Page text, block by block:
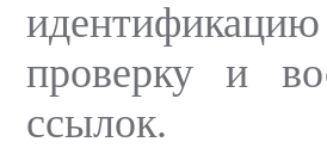
проверку и
ссылок.